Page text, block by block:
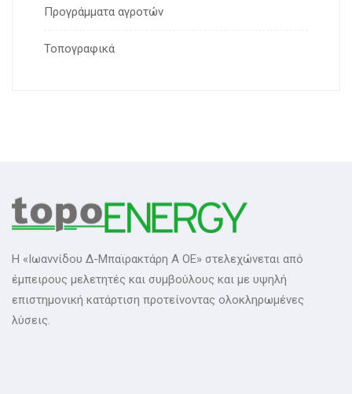
Προγράμματα αγροτών
Τοπογραφικά
H «Ιωαννίδου Δ-Μπαϊρακτάρη Α ΟΕ» στελεχώνεται από
έμπειρους μελετητές και συμβούλους και με υψηλή
επιστημονική κατάρτιση προτείνοντας ολοκληρωμένες
λύσεις.